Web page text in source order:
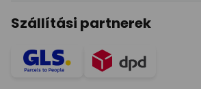
Szállítási partnerek